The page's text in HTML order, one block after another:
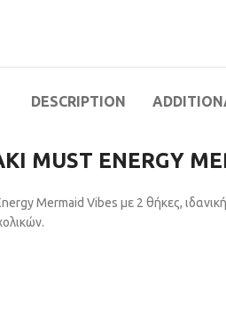
DESCRIPTION
MUST ENERGY
Mermaid Vibes με 2 θήκες,